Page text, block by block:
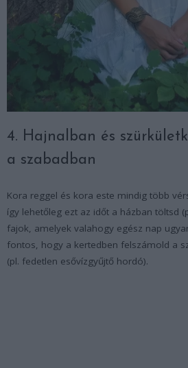
4. Hajnalban és
a szabadban
Kora reggel és kora este mindig több
így lehetőleg ezt az időt a házban töltsd
fajok, amelyek valahogy egész nap
fontos, hogy a kertedben felszámold a
(pl. fedetlen esővízgyűjtő hordó).